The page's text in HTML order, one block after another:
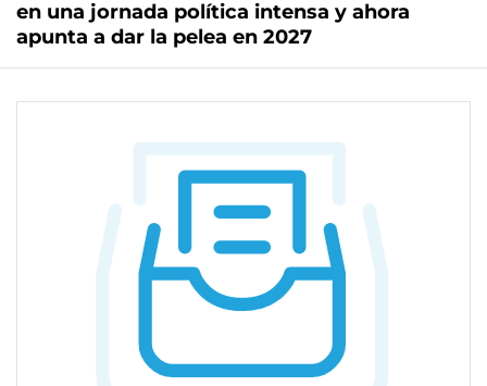
en una jornada política intensa y ahora
apunta a dar la pelea en 2027